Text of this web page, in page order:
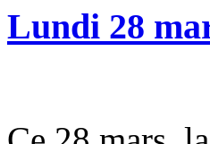
Lundi 28